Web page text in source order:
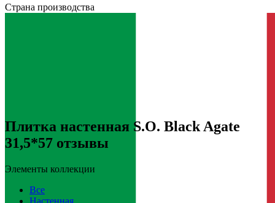
Страна производства
Плитка настенная S.O. Black Agate
31,5*57 отзывы
Элементы коллекции
Все
Настенная